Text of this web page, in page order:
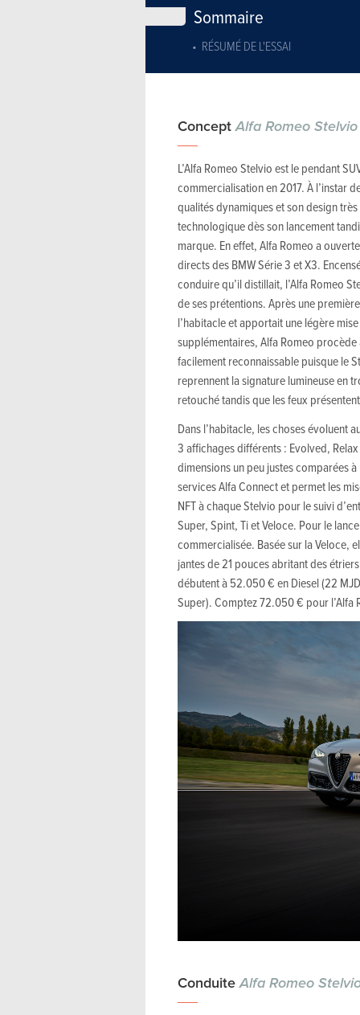
Sommaire
RÉSUMÉ DE L'ESSAI
ConceptAlfa Romeo
L’Alfa Romeo Stelvio est le pendant
commercialisation en 2017. À l’instar
qualités dynamiques et son design
technologique dès son lancement
marque. En effet, Alfa Romeo a
directs des BMW Série 3 et X3.
conduire qu’il distillait, l’Alfa Romeo
de ses prétentions. Après une
l’habitacle et apportait une légère
supplémentaires, Alfa Romeo
facilement reconnaissable puisque le
reprennent la signature lumineuse en
retouché tandis que les feux
Dans l’habitacle, les choses
3 affichages différents : Evolved,
dimensions un peu justes comparées
services Alfa Connect et permet les
NFT à chaque Stelvio pour le suivi
Super, Spint, Ti et Veloce. Pour le
commercialisée. Basée sur la Veloce,
jantes de 21 pouces abritant des
débutent à 52.050 € en Diesel (22
Super). Comptez 72.050 € pour
ConduiteAlfa Romeo